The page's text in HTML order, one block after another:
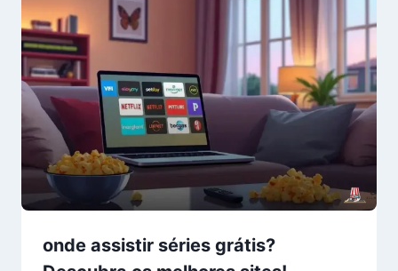
onde assistir séries grátis?